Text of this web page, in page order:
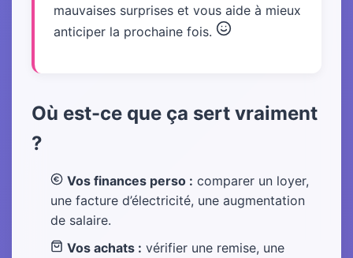
mauvaises surprises et vous aide à mieux
anticiper la prochaine fois.
Où est-ce que ça sert vraiment
?
Vos finances perso : comparer un loyer,
une facture d’électricité, une augmentation
de salaire.
Vos achats : vérifier une remise, une